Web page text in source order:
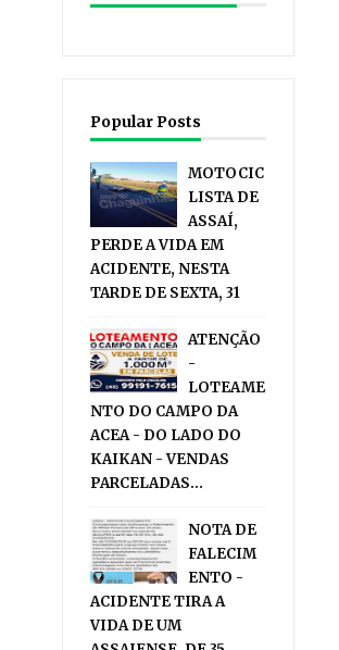
Popular Posts
MOTOCIC
LISTA DE
ASSAÍ,
PERDE A VIDA EM
ACIDENTE, NESTA
TARDE DE SEXTA, 31
ATENÇÃO
-
LOTEAME
NTO DO CAMPO DA
ACEA - DO LADO DO
KAIKAN - VENDAS
PARCELADAS...
NOTA DE
FALECIM
ENTO -
ACIDENTE TIRA A
VIDA DE UM